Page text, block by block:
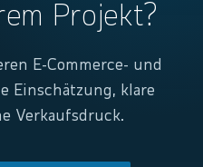
Projekt?
E-Commerce- und
Einschätzung, klare
Verkaufsdruck.